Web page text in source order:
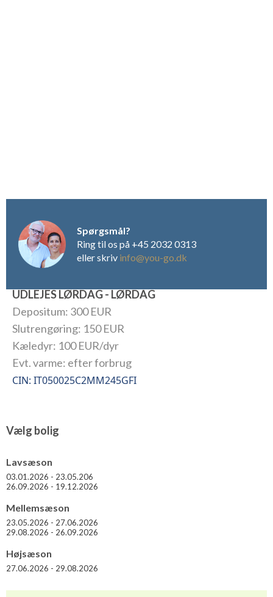
minderige oplevelser i området for alle aldre.
Spørgsmål?
Ring til os på +45 2032 0313
eller skriv info@you-go.dk
UDLEJES LØRDAG - LØRDAG
Depositum: 300 EUR
Slutrengøring: 150 EUR
Kæledyr: 100 EUR/dyr
Evt. varme: efter forbrug
CIN: IT050025C2MM245GFI
Vælg bolig
Lavsæson
03.01.2026 - 23.05.206
26.09.2026 - 19.12.2026
Mellemsæson
23.05.2026 - 27.06.2026
29.08.2026 - 26.09.2026
Højsæson
27.06.2026 - 29.08.2026